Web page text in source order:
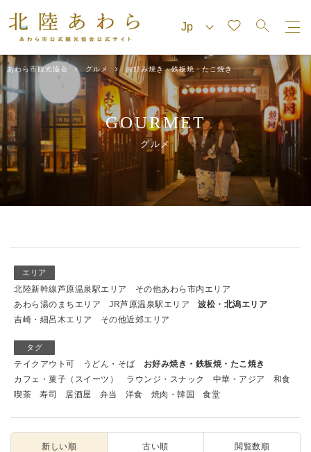
あわら市観光協会 グルメ お好み焼き・鉄板焼・たこ焼き
GOURMET
グルメ
エリア
北陸新幹線芦原温泉駅エリア
その他あわら市内エリア
あわら湯のまちエリア
JR芦原温泉駅エリア
波松・北潟エリア
吉崎・細呂木エリア
その他近郊エリア
タグ
テイクアウト可 うどん・そば
お好み焼き・鉄板焼・たこ焼き
カフェ・菓子（スイーツ）
ラウンジ・スナック 中華・アジア
和食
喫茶
寿司 居酒屋 弁当 洋食 焼肉・韓国 食堂
新しい順 古い順 閲覧数順